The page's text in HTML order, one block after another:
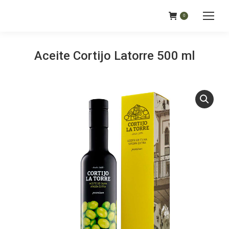
0
Aceite Cortijo Latorre 500 ml